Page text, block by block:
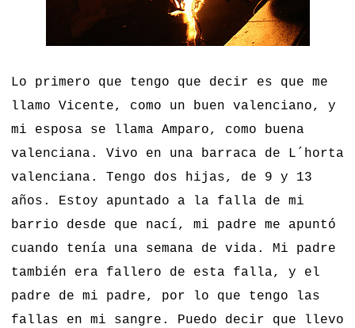
Lo primero que tengo que decir es que me
llamo Vicente, como un buen valenciano, y
mi esposa se llama Amparo, como buena
valenciana. Vivo en una barraca de L´horta
valenciana. Tengo dos hijas, de 9 y 13
años. Estoy apuntado a la falla de mi
barrio desde que nací, mi padre me apuntó
cuando tenía una semana de vida. Mi padre
también era fallero de esta falla, y el
padre de mi padre, por lo que tengo las
fallas en mi sangre. Puedo decir que llevo